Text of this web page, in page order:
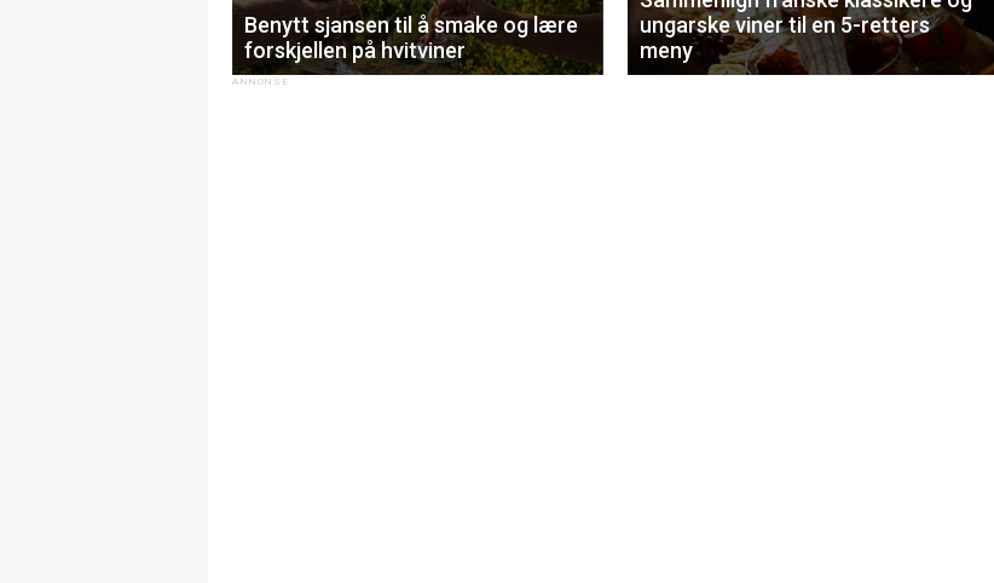
Benytt sjansen til å smake og lære
forskjellen på hvitviner
ungarske viner til en 5-retters
meny